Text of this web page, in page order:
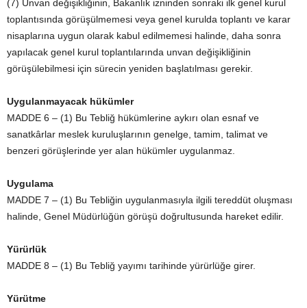
(7) Unvan değişikliğinin, Bakanlık izninden sonraki ilk genel kurul
toplantısında görüşülmemesi veya genel kurulda toplantı ve karar
nisaplarına uygun olarak kabul edilmemesi halinde, daha sonra
yapılacak genel kurul toplantılarında unvan değişikliğinin
görüşülebilmesi için sürecin yeniden başlatılması gerekir.
Uygulanmayacak hükümler
MADDE 6 – (1) Bu Tebliğ hükümlerine aykırı olan esnaf ve
sanatkârlar meslek kuruluşlarının genelge, tamim, talimat ve
benzeri görüşlerinde yer alan hükümler uygulanmaz.
Uygulama
MADDE 7 – (1) Bu Tebliğin uygulanmasıyla ilgili tereddüt oluşması
halinde, Genel Müdürlüğün görüşü doğrultusunda hareket edilir.
Yürürlük
MADDE 8 – (1) Bu Tebliğ yayımı tarihinde yürürlüğe girer.
Yürütme